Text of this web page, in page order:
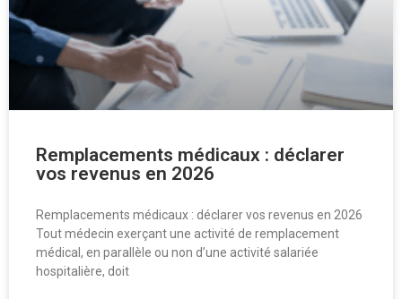
Remplacements médicaux : déclarer
vos revenus en 2026
Remplacements médicaux : déclarer vos revenus en 2026
Tout médecin exerçant une activité de remplacement
médical, en parallèle ou non d’une activité salariée
hospitalière, doit